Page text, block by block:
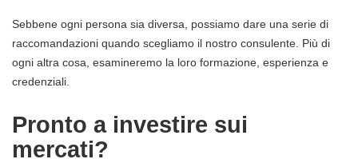
Sebbene ogni persona sia diversa, possiamo dare una serie di
raccomandazioni quando scegliamo il nostro consulente. Più di
ogni altra cosa, esamineremo la loro formazione, esperienza e
credenziali.
Pronto a investire sui
mercati?